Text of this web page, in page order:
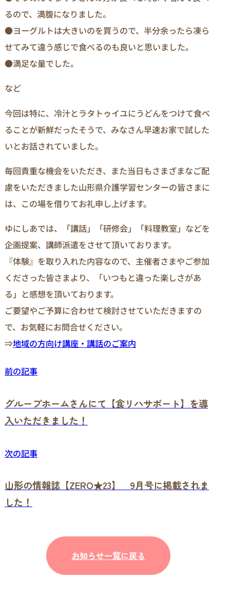
るので、満腹になりました。
●ヨーグルトは大きいのを買うので、半分余ったら凍ら
せてみて違う感じで食べるのも良いと思いました。
●満足な量でした。
など
今回は特に、冷汁とラタトゥイユにうどんをつけて食べ
ることが新鮮だったそうで、みなさん早速お家で試した
いとお話されていました。
毎回貴重な機会をいただき、また当日もさまざまなご配
慮をいただきました山形県介護学習センターの皆さまに
は、この場を借りてお礼申し上げます。
ゆにしあでは、「講話」「研修会」「料理教室」などを
企画提案、講師派遣をさせて頂いております。
『体験』を取り入れた内容なので、主催者さまやご参加
くださった皆さまより、「いつもと違った楽しさがあ
る」と感想を頂いております。
ご要望やご予算に合わせて検討させていただきますの
で、お気軽にお問合せください。
⇒地域の方向け講座・講話のご案内
前の記事
グループホームさんにて【食リハサポート】を導
入いただきました！
次の記事
山形の情報誌【ZERO★23】 9月号に掲載されま
した！
お知らせ一覧に戻る